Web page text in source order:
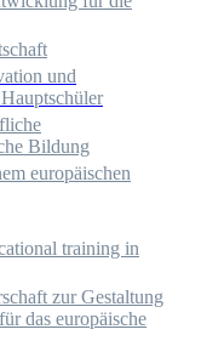
und
Bildung
europäischen
training in
zur Gestaltung
das europäische